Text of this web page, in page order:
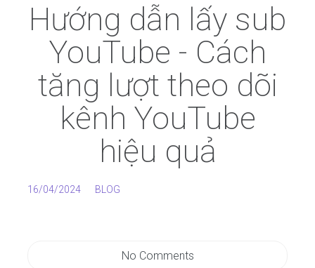
Hướng dẫn lấy sub
YouTube - Cách
tăng lượt theo dõi
kênh YouTube
hiệu quả
16/04/2024 BLOG
No Comments